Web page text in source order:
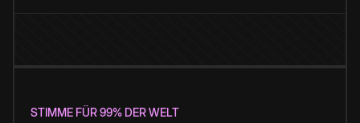
STIMME FÜR 99% DER WELT